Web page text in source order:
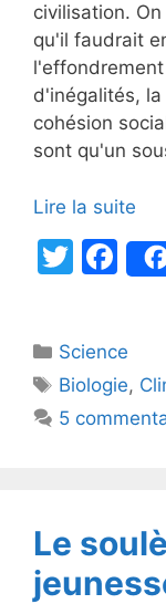
civilisation.
qu'il faudrait
d'inégalités,
cohésion
sont qu'un
Lire la suite
T
er
F
a
e
b
o
Catégories
Science
Étiquettes
Biologie,
5
Le